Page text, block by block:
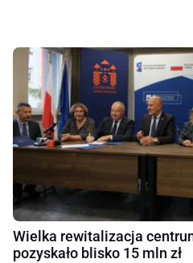
Wielka rewitalizacja
pozyskało blisko 15 mln zł